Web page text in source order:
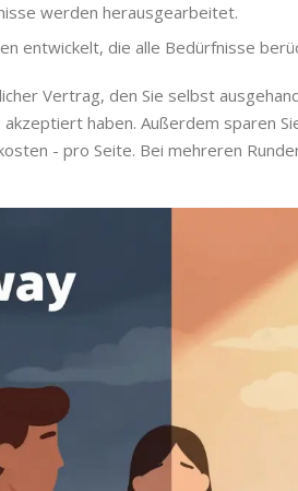
werden herausgearbeitet.
entwickelt, die alle Bedürfnisse
Vertrag, den Sie selbst
haben. Außerdem sparen
- pro Seite. Bei mehreren